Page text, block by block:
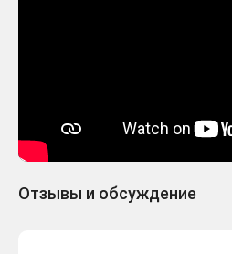
Number (Steam/
Мир)
Отзывы и обсуждение